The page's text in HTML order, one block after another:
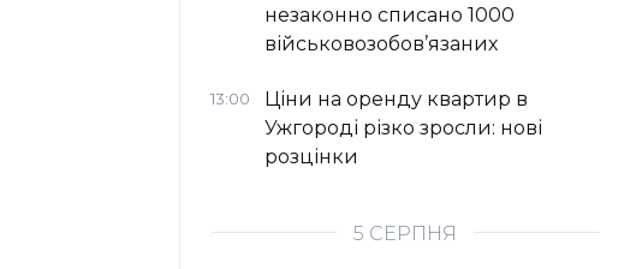
незаконно списано 1000
військовозобов’язаних
13:00
Ціни на оренду квартир в
Ужгороді різко зросли: нові
розцінки
5 СЕРПНЯ